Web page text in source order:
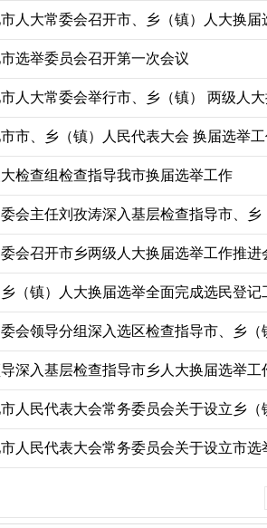
人大常委会召开市、乡（镇）人大换
选举委员会召开第一次会议
人大常委会举行市、乡（镇） 两级人
市、乡（镇）人民代表大会 换届选举
检查组检查指导我市换届选举工作
会主任刘孜涛深入基层检查指导市、
会召开市乡两级人大换届选举工作推进
（镇）人大换届选举全面完成选民登记
会领导分组深入选区检查指导市、乡
深入基层检查指导市乡人大换届选举工
人民代表大会常务委员会关于设立乡
人民代表大会常务委员会关于设立市选